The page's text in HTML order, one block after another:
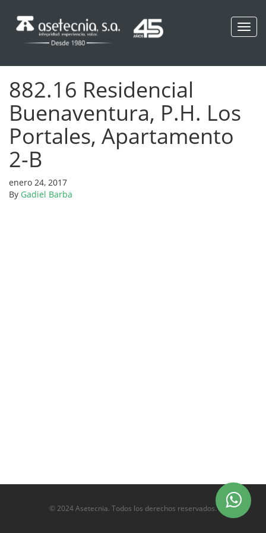
882.16 Residencial
Buenaventura, P.H. Los
Portales, Apartamento
2-B
enero 24, 2017
By Gadiel Barba
© 2024 Asetecnia. Todos los derechos reservados.